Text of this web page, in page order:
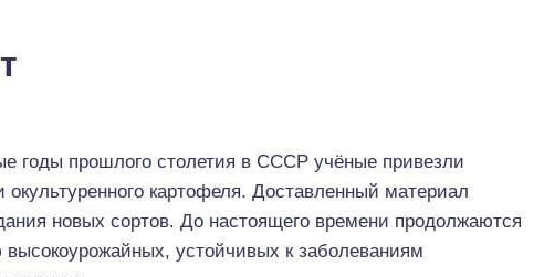
годы прошлого столетия в СССР учёные привезли
окультуренного картофеля. Доставленный материал
новых сортов. До настоящего времени продолжаются
устойчивых к заболеваниям